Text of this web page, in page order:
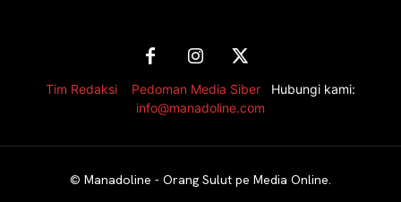
Tim Redaksi Pedoman Media Siber
Hubungi kami:
info@manadoline.com
© Manadoline - Orang Sulut pe Media Online.